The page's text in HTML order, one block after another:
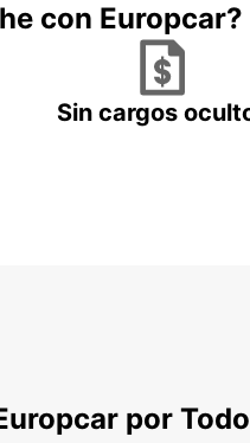
con Europcar?
Sin cargos
por Todo